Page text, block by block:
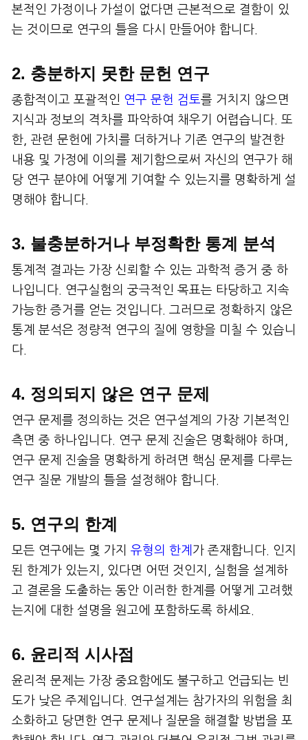
본적인 가정이나 가설이 없다면 근본적으로 결함이 있
는 것이므로 연구의 틀을 다시 만들어야 합니다.
2. 충분하지 못한 문헌 연구
종합적이고 포괄적인 연구 문헌 검토를 거치지 않으면
지식과 정보의 격차를 파악하여 채우기 어렵습니다. 또
한, 관련 문헌에 가치를 더하거나 기존 연구의 발견한
내용 및 가정에 이의를 제기함으로써 자신의 연구가 해
당 연구 분야에 어떻게 기여할 수 있는지를 명확하게 설
명해야 합니다.
3. 불충분하거나 부정확한 통계 분석
통계적 결과는 가장 신뢰할 수 있는 과학적 증거 중 하
나입니다. 연구실험의 궁극적인 목표는 타당하고 지속
가능한 증거를 얻는 것입니다. 그러므로 정확하지 않은
통계 분석은 정량적 연구의 질에 영향을 미칠 수 있습니
다.
4. 정의되지 않은 연구 문제
연구 문제를 정의하는 것은 연구설계의 가장 기본적인
측면 중 하나입니다. 연구 문제 진술은 명확해야 하며,
연구 문제 진술을 명확하게 하려면 핵심 문제를 다루는
연구 질문 개발의 틀을 설정해야 합니다.
5. 연구의 한계
모든 연구에는 몇 가지 유형의 한계 가 존재합니다. 인지
된 한계가 있는지, 있다면 어떤 것인지, 실험을 설계하
고 결론을 도출하는 동안 이러한 한계를 어떻게 고려했
는지에 대한 설명을 원고에 포함하도록 하세요.
6. 윤리적 시사점
윤리적 문제는 가장 중요함에도 불구하고 언급되는 빈
도가 낮은 주제입니다. 연구설계는 참가자의 위험을 최
소화하고 당면한 연구 문제나 질문을 해결할 방법을 포